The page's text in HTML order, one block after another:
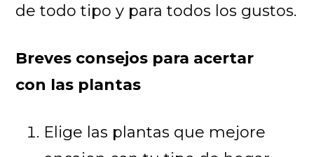
de todo tipo y para todos los gustos.
Breves consejos para acertar
con las plantas
Elige las plantas que mejore